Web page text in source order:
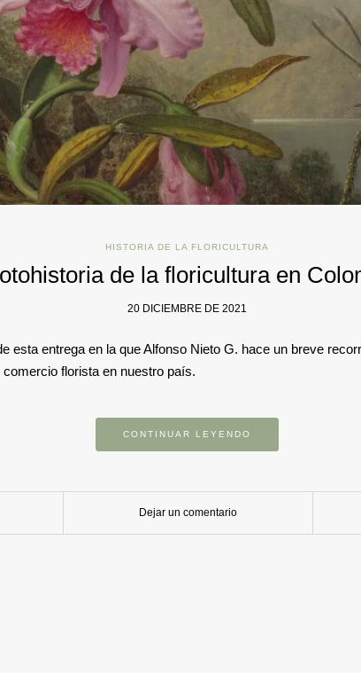
HISTORIA DE LA FLORICULTURA
de la floricultura en
20 DICIEMBRE DE 2021
esta entrega en la que Alfonso Nieto G. hace un breve
florista en nuestro país.
CONTINUAR LEYENDO
Dejar un comentario